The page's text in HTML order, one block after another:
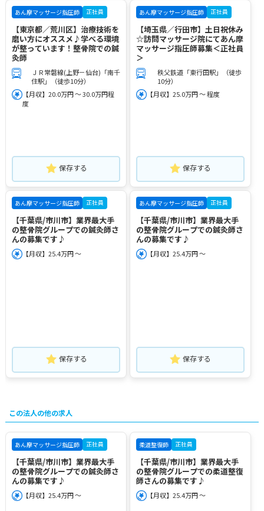
あん摩マッサージ指圧師 正社員
【東京都／荒川区】治療技術を
磨い方にオススメ♪学べる環境
が整っています！整骨院での鍼
灸師
ＪＲ常磐線(上野－仙台)「南千
住駅」（徒歩10分）
【月収】20.0万円 ～ 30.0万円程
度
保存する
あん摩マッサージ指圧師 正社員
【埼玉県／行田市】土日祝休み
☆訪問マッサージ院にてあん摩
マッサージ指圧師募集＜正社員
＞
秩父鉄道「東行田駅」（徒歩
10分）
【月収】25.0万円 ～ 程度
保存する
あん摩マッサージ指圧師 正社員
【千葉県/市川市】業界最大手
の整骨院グループでの鍼灸師さ
んの募集です♪
【月収】25.4万円 ～
保存する
あん摩マッサージ指圧師 正社員
【千葉県/市川市】業界最大手
の整骨院グループでの鍼灸師さ
んの募集です♪
【月収】25.4万円 ～
保存する
この法人の他の求人
あん摩マッサージ指圧師 正社員
【千葉県/市川市】業界最大手
の整骨院グループでの鍼灸師さ
んの募集です♪
【月収】25.4万円 ～
柔道整復師 正社員
【千葉県/市川市】業界最大手
の整骨院グループでの柔道整復
師さんの募集です♪
【月収】25.4万円 ～